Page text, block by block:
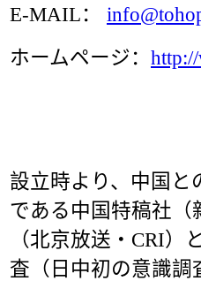
E-MAIL：
ホームページ：
設立時より、中国と
である中国特稿社（
（北京放送・CRI
査（日中初の意識